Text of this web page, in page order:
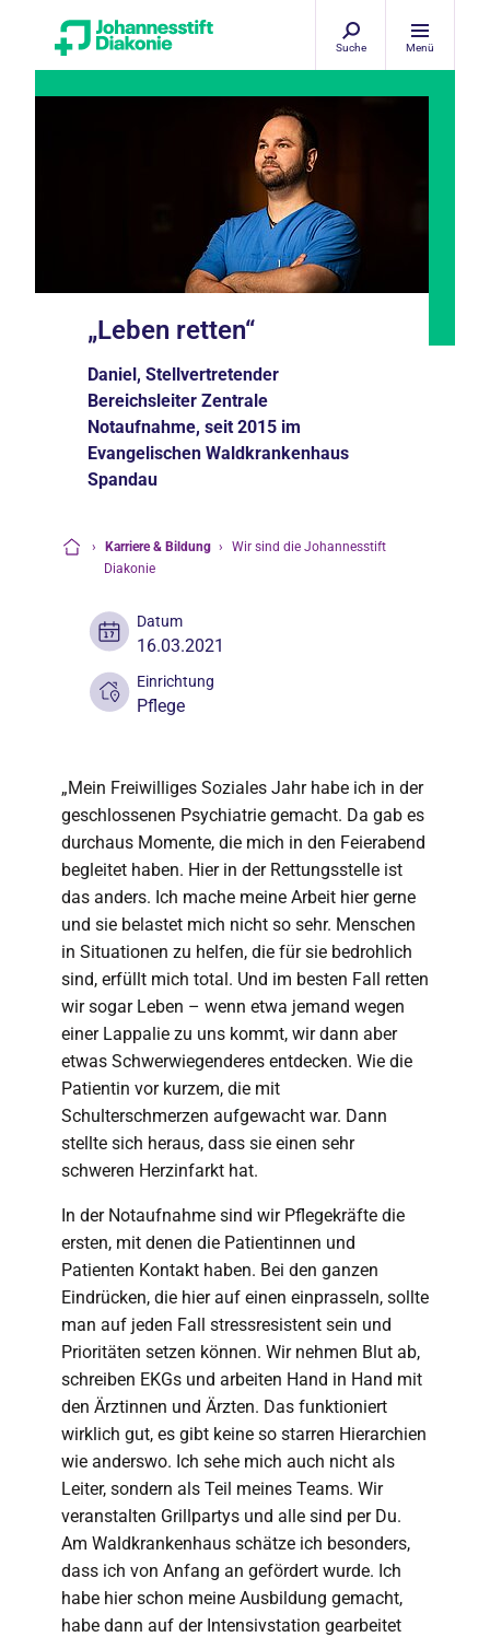
Suche Menü
„Leben retten“
Daniel, Stellvertretender
Bereichsleiter Zentrale
Notaufnahme, seit 2015 im
Evangelischen Waldkrankenhaus
Spandau
› Karriere & Bildung ›
Wir sind die Johannesstift
Diakonie
Datum
16.03.2021
Einrichtung
Pflege
„Mein Freiwilliges Soziales Jahr habe ich in der
geschlossenen Psychiatrie gemacht. Da gab es
durchaus Momente, die mich in den Feierabend
begleitet haben. Hier in der Rettungsstelle ist
das anders. Ich mache meine Arbeit hier gerne
und sie belastet mich nicht so sehr. Menschen
in Situationen zu helfen, die für sie bedrohlich
sind, erfüllt mich total. Und im besten Fall retten
wir sogar Leben – wenn etwa jemand wegen
einer Lappalie zu uns kommt, wir dann aber
etwas Schwerwiegenderes entdecken. Wie die
Patientin vor kurzem, die mit
Schulterschmerzen aufgewacht war. Dann
stellte sich heraus, dass sie einen sehr
schweren Herzinfarkt hat.
In der Notaufnahme sind wir Pflegekräfte die
ersten, mit denen die Patientinnen und
Patienten Kontakt haben. Bei den ganzen
Eindrücken, die hier auf einen einprasseln, sollte
man auf jeden Fall stressresistent sein und
Prioritäten setzen können. Wir nehmen Blut ab,
schreiben EKGs und arbeiten Hand in Hand mit
den Ärztinnen und Ärzten. Das funktioniert
wirklich gut, es gibt keine so starren Hierarchien
wie anderswo. Ich sehe mich auch nicht als
Leiter, sondern als Teil meines Teams. Wir
veranstalten Grillpartys und alle sind per Du.
Am Waldkrankenhaus schätze ich besonders,
dass ich von Anfang an gefördert wurde. Ich
habe hier schon meine Ausbildung gemacht,
habe dann auf der Intensivstation gearbeitet